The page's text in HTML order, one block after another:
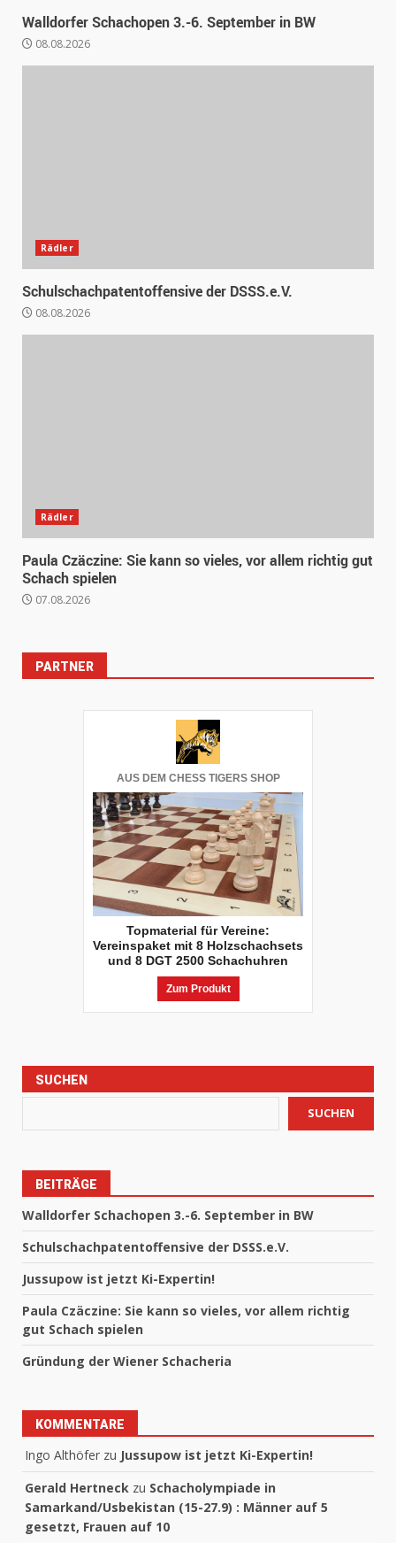
Walldorfer Schachopen 3.-6. September in BW
08.08.2026
Rädler
Schulschachpatentoffensive der DSSS.e.V.
08.08.2026
Rädler
Paula Czäczine: Sie kann so vieles, vor allem richtig gut
Schach spielen
07.08.2026
PARTNER
AUS DEM CHESS TIGERS SHOP
Topmaterial für Vereine:
Vereinspaket mit 8 Holzschachsets
und 8 DGT 2500 Schachuhren
Zum Produkt
SUCHEN
SUCHEN
BEITRÄGE
Walldorfer Schachopen 3.-6. September in BW
Schulschachpatentoffensive der DSSS.e.V.
Jussupow ist jetzt Ki-Expertin!
Paula Czäczine: Sie kann so vieles, vor allem richtig
gut Schach spielen
Gründung der Wiener Schacheria
KOMMENTARE
Ingo Althöfer zu Jussupow ist jetzt Ki-Expertin!
Gerald Hertneck zu Schacholympiade in
Samarkand/Usbekistan (15-27.9) : Männer auf 5
gesetzt, Frauen auf 10